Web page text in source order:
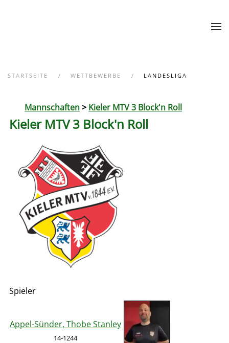
STARTSEITE WETTBEWERBE LANDESLIGA
Mannschaften> Kieler MTV 3 Block'n Roll
Kieler MTV 3 Block'n Roll
Spieler
Appel-Sünder, Thobe Stanley
14-1244